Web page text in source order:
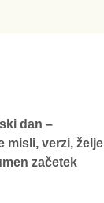
dan –
misli, verzi, želje
začetek